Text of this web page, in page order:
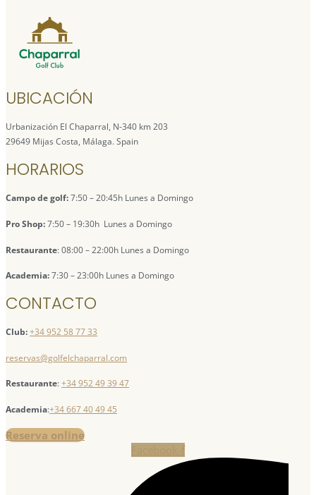
UBICACIÓN
Urbanización El Chaparral, N-340 km 203
29649 Mijas Costa, Málaga. Spain
HORARIOS
Campo de golf:7:50 – 20:45h Lunes a Domingo
Pro Shop:7:50 – 19:30h Lunes a Domingo
Restaurante: 08:00 – 22:00h Lunes a Domingo
Academia:7:30 – 23:00h Lunes a Domingo
CONTACTO
Club:+34 952 58 77 33
reservas@golfelchaparral.com
Restaurante:+34 952 49 39 47
Academia:+34 667 40 49 45
Reserva online